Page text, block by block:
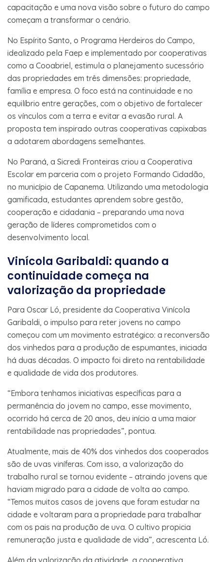
capacitação e uma nova visão sobre o futuro do campo
começam a transformar o cenário.
No Espírito Santo, o Programa Herdeiros do Campo,
idealizado pela Faep e implementado por cooperativas
como a Cooabriel, estimula o planejamento sucessório
das propriedades em três dimensões: propriedade,
família e empresa. O foco está na continuidade e no
equilíbrio entre gerações, com o objetivo de fortalecer
os vínculos com a terra e evitar a evasão rural. A
proposta tem inspirado outras cooperativas capixabas
a adotarem abordagens semelhantes.
No Paraná, a Sicredi Fronteiras criou a Cooperativa
Escolar em parceria com o projeto Formando Cidadão,
no município de Capanema. Utilizando uma metodologia
gamificada, estudantes aprendem sobre gestão,
cooperação e cidadania – preparando uma nova
geração de líderes comprometidos com o
desenvolvimento local.
Vinícola Garibaldi: quando a
continuidade começa na
valorização da propriedade
Para Oscar Ló, presidente da Cooperativa Vinícola
Garibaldi, o impulso para reter jovens no campo
começou com um movimento estratégico: a reconversão
dos vinhedos para a produção de espumantes, iniciada
há duas décadas. O impacto foi direto na rentabilidade
e qualidade de vida dos produtores.
“Embora tenhamos iniciativas específicas para a
permanência do jovem no campo, esse movimento,
ocorrido há cerca de 20 anos, deu início a uma maior
rentabilidade nas propriedades”, pontua.
Atualmente, mais de 40% dos vinhedos dos cooperados
são de uvas viníferas. Com isso, a valorização do
trabalho rural se tornou evidente – atraindo jovens que
haviam migrado para a cidade de volta ao campo.
“Temos muitos casos de jovens que foram estudar na
cidade e voltaram para a propriedade para trabalhar
com os pais na produção de uva. O cultivo propicia
remuneração justa e qualidade de vida”, acrescenta Ló.
Além da valorização da atividade, a cooperativa